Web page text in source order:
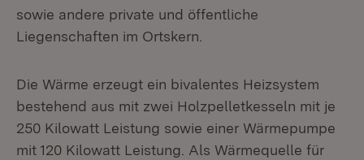
sowie andere private und öffentliche
Liegenschaften im Ortskern.
Die Wärme erzeugt ein bivalentes Heizsystem
bestehend aus mit zwei Holzpelletkesseln mit je
250 Kilowatt Leistung sowie einer Wärmepumpe
mit 120 Kilowatt Leistung. Als Wärmequelle für